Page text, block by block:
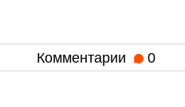
Комментарии 0